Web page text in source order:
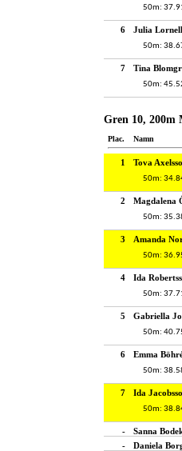
50m:
6 Julia Lornell
50m:
7 Tina
50m:
Gren 10, 200m
Plac. Namn
1 Tova
50m:
2 Magdalena
50m:
3 Amanda
50m:
4 Ida
50m:
5 Gabriella
50m:
6 Emma
50m:
7 Ida
50m:
- Sanna
-
Daniela